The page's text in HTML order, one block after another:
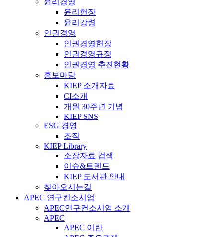
윤리헌장
윤리강령
인권경영
인권경영헌장
인권경영규정
인권경영 추진현황
홍보마당
KIEP 소개자료
CI소개
개원 30주년 기념
KIEP SNS
ESG 경영
조직
KIEP Library
소장자료 검색
이슈&트렌드
KIEP 도서관 안내
찾아오시는길
APEC 연구컨소시엄
APEC연구컨소시엄 소개
APEC
APEC 이란